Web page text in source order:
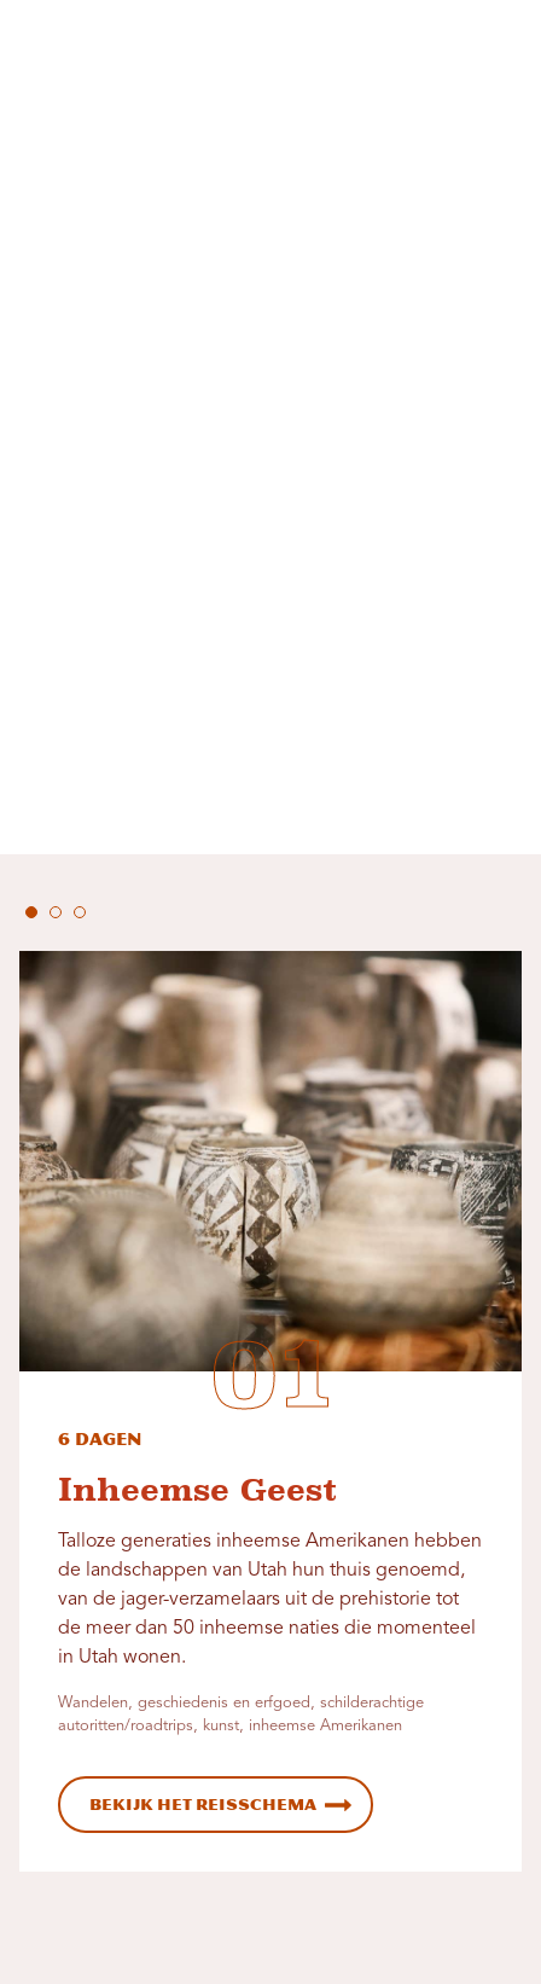
6 dagen
Inheemse Geest
Talloze generaties inheemse Amerikanen hebben
de landschappen van Utah hun thuis genoemd,
van de jager-verzamelaars uit de prehistorie tot
de meer dan 50 inheemse naties die momenteel
in Utah wonen.
Wandelen, geschiedenis en erfgoed, schilderachtige
autoritten/roadtrips, kunst, inheemse Amerikanen
Bekijk het reisschema